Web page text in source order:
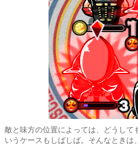
敵と味方の位置によっては、どうして
いうケースもしばしば。そんなとき